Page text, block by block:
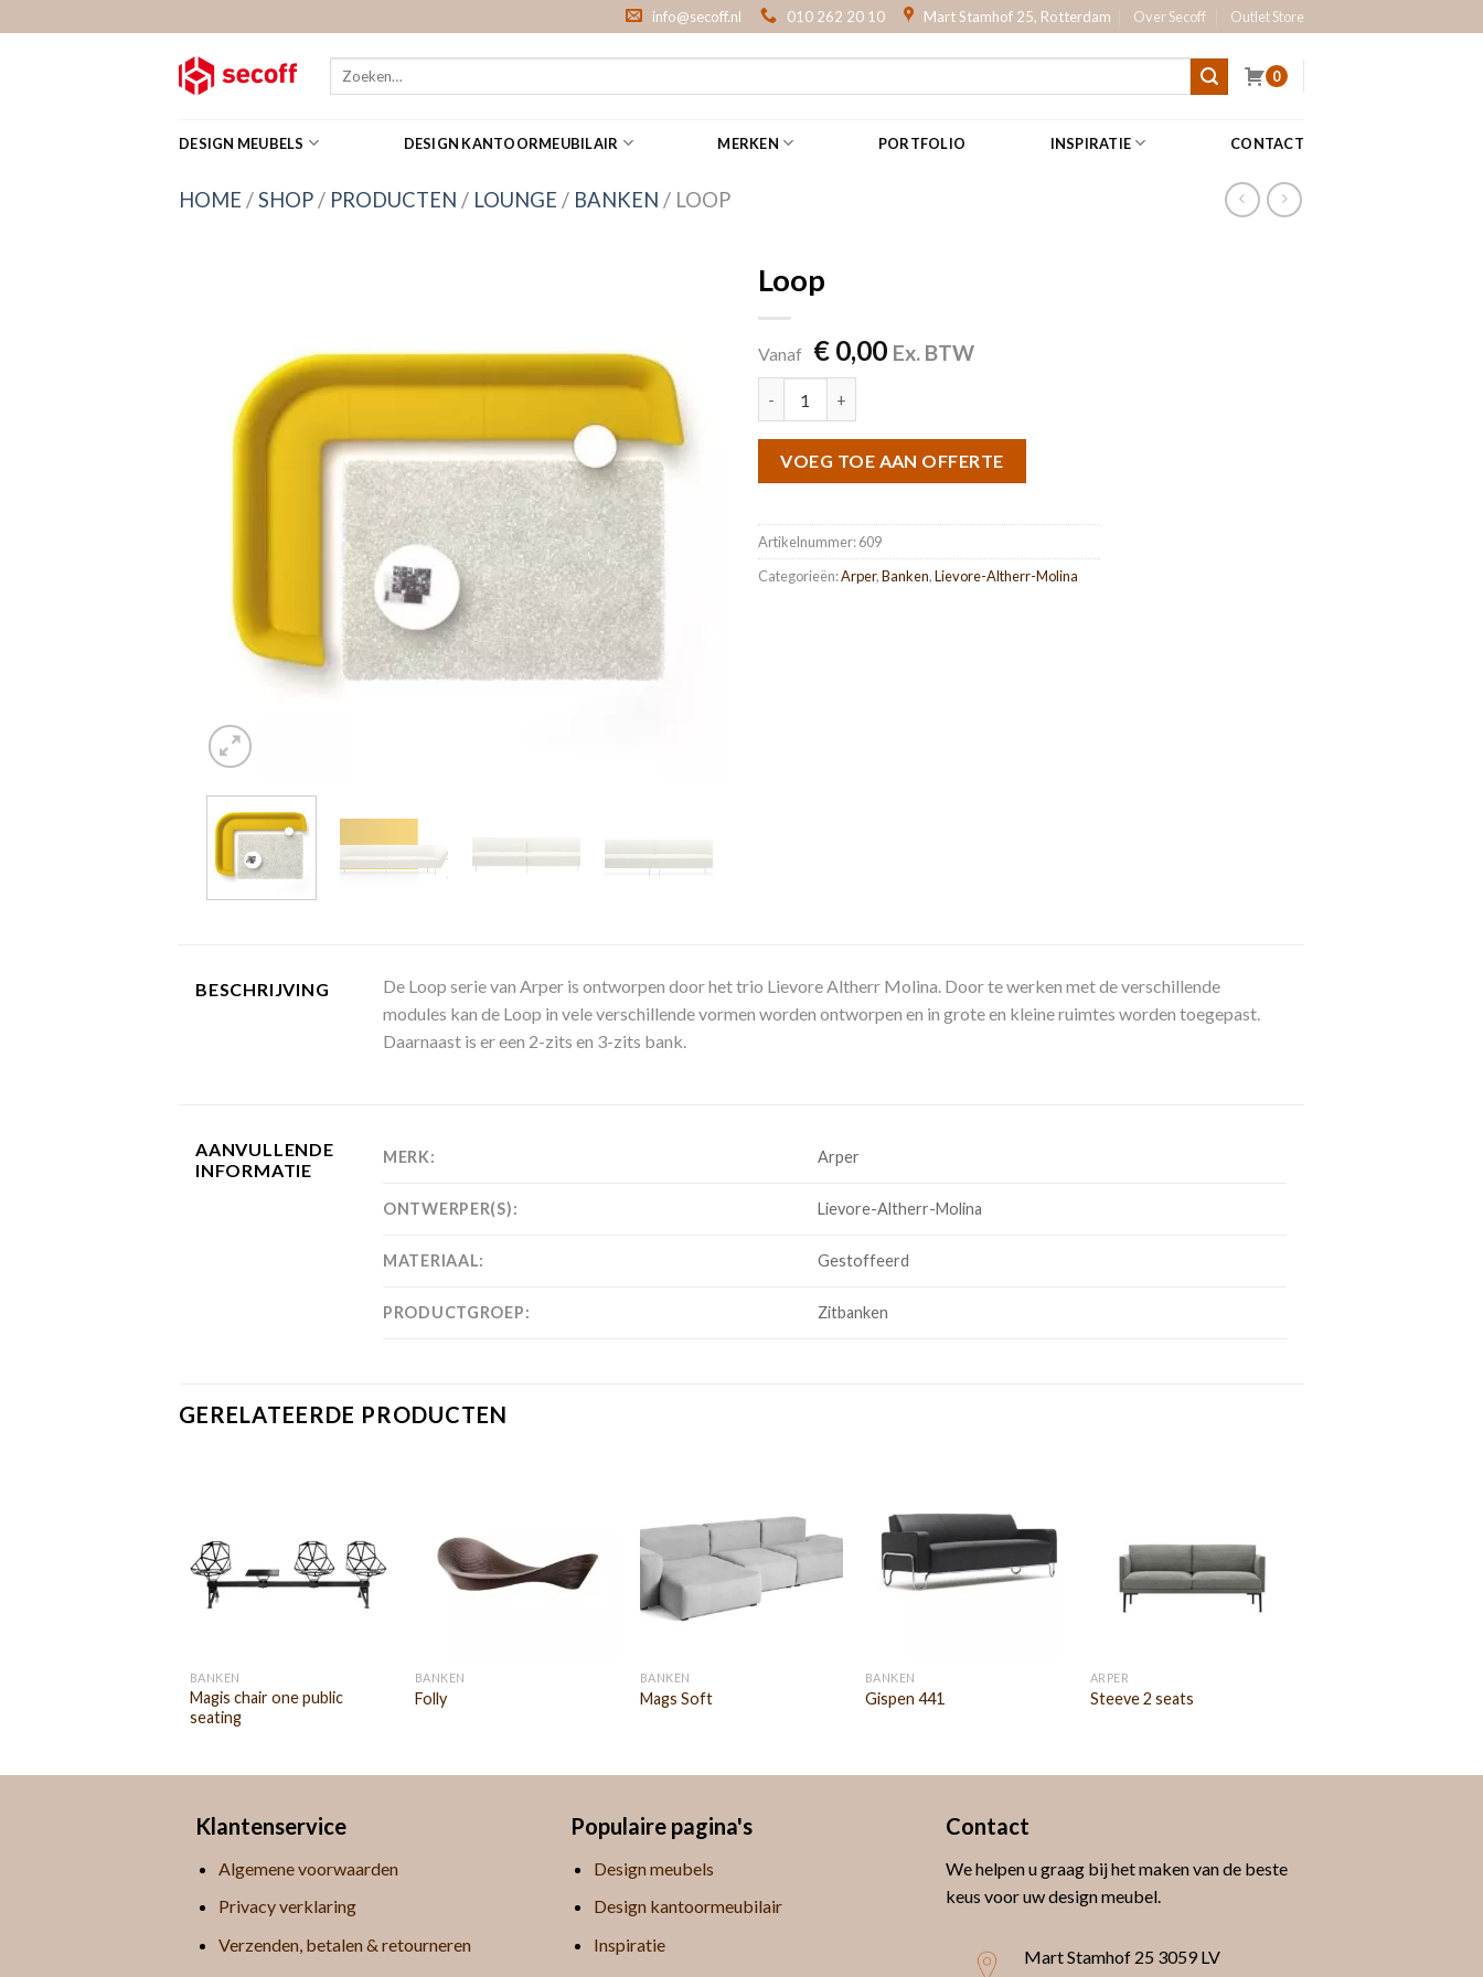
to
info@secoff.nl 010 262 20 10 Mart Stamhof 25, Rotterdam Over Secoff Outlet Store
Zoeken
0
DESIGN MEUBELS DESIGN KANTOORMEUBILAIR MERKEN PORTFOLIO INSPIRATIE CONTACT
HOME /SHOP / PRODUCTEN / LOUNGE / BANKEN / LOOP
Loop
Vanaf €0,00 Ex. BTW
VOEG TOE AAN OFFERTE
Artikelnummer:609
Categorieën:Arper,Banken,Lievore-Altherr-Molina
BESCHRIJVING
De Loop serie van Arper is ontworpen door het trio Lievore Altherr Molina. Door te werken met de verschillende
modules kan de Loop in vele verschillende vormen worden ontworpen en in grote en kleine ruimtes worden toegepast.
Daarnaast is er een 2-zits en 3-zits bank.
AANVULLENDE
INFORMATIE
MERK: Arper
ONTWERPER(S): Lievore-Altherr-Molina
MATERIAAL: Gestoffeerd
PRODUCTGROEP: Zitbanken
GERELATEERDE PRODUCTEN
BANKEN
Magis chair one public
seating
BANKEN
Folly
BANKEN
Mags Soft
BANKEN
Gispen 441
ARPER
Steeve 2 seats
Klantenservice
Algemene voorwaarden
Privacy verklaring
Verzenden, betalen & retourneren
Populaire pagina's
Design meubels
Design kantoormeubilair
Inspiratie
Contact
We helpen u graag bij het maken van de beste
keus voor uw design meubel.
Mart Stamhof 25 3059 LV